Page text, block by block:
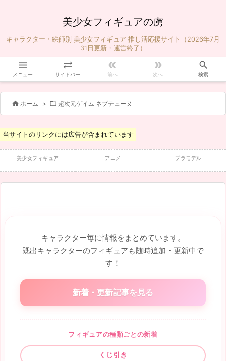
美少女フィギュアの虜
キャラクター・絵師別 美少女フィギュア 推し活応援サイト（2026年7月
31日更新・運営終了）

メニュー

サイドバー

前へ

次へ

検索
 ホーム >  超次元ゲイム ネプテューヌ
当サイトのリンクには広告が含まれています
美少女フィギュア アニメ プラモデル
キャラクター毎に情報をまとめています。
既出キャラクターのフィギュアも随時追加・更新中で
す！
新着・更新記事を見る
フィギュアの種類ごとの新着
くじ引き